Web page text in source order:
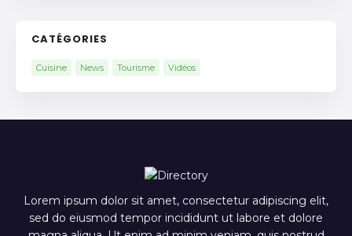
CATÉGORIES
Cuisine News Tourisme Vidéos
Lorem ipsum dolor sit amet, consectetur adipiscing elit,
sed do eiusmod tempor incididunt ut labore et dolore